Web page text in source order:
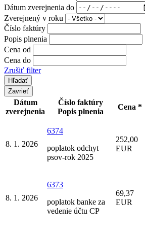
Dátum zverejnenia do
Zverejnený v roku
Číslo faktúry
Popis plnenia
Cena od
Cena do
Zrušiť filter
Zavrieť
Dátum
zverejnenia
Číslo faktúry
Popis plnenia
Cena *
8. 1. 2026
6374
poplatok odchyt
psov-rok 2025
252,00
EUR
8. 1. 2026
6373
poplatok banke za
vedenie účtu CP
69,37
EUR